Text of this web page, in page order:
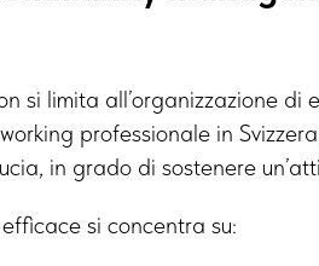
si limita all’organizzazione
professionale in
in grado di sostenere
si concentra su: